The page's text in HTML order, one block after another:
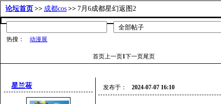
论坛首页 >> 成都cos >> 7月6成都星幻返图2
热搜： 动漫展
首页上一页1下一页尾页
星兰莜 发布于： 2024-07-07 16:10